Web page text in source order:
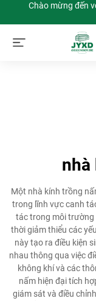
Chào mừng đến
nhà
Một nhà kính trồng
trong lĩnh vực canh
tác trong môi trường
thời giảm thiểu các
này tạo ra điều kiện
nhau thông qua việc
không khí và các
nấm hiện đại tích
giám sát và điều